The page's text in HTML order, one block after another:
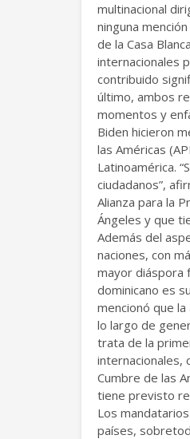
multinacional
ninguna
de la Casa
internacionales
contribuido
último, ambos
momentos y
Biden hicieron
las Américas
Latinoamérica.
ciudadanos”,
Alianza para la
Ángeles y que
Además del
naciones, con
mayor diáspora
dominicano es
mencionó que
lo largo de
trata de la
internacionales,
Cumbre de las
tiene previsto
Los
países,